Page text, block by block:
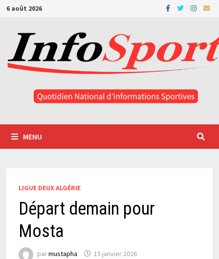
Passer
contenu
6 août 2026
MENU
LIGUE DEUX ALGÉRIE
Départ demain pour
Mosta
parmustapha 15 janvier 2026